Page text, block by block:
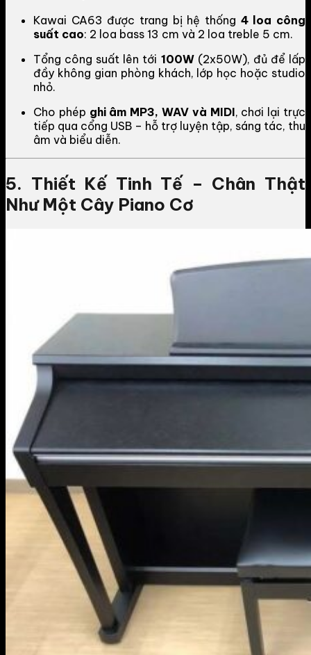
Kawai CA63 được trang bị hệ thống 4 loa công
suất cao: 2 loa bass 13 cm và 2 loa treble 5 cm.
Tổng công suất lên tới 100W(2x50W), đủ để lấp
đầy không gian phòng khách, lớp học hoặc studio
nhỏ.
Cho phép ghi âm MP3, WAV và MIDI, chơi lại trực
tiếp qua cổng USB – hỗ trợ luyện tập, sáng tác, thu
âm và biểu diễn.
5. Thiết Kế Tinh Tế – Chân Thật
Như Một Cây Piano Cơ